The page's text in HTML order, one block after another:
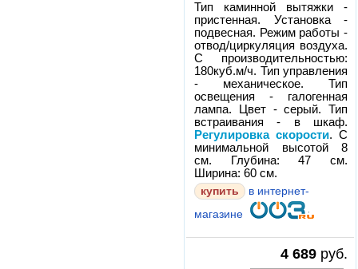
Тип каминной вытяжки -
пристенная. Установка -
подвесная. Режим работы -
отвод/циркуляция воздуха.
С производительностью:
180куб.м/ч. Тип управления
- механическое. Тип
освещения - галогенная
лампа. Цвет - серый. Тип
встраивания - в шкаф.
Регулировка скорости. С
минимальной высотой 8
см. Глубина: 47 см.
Ширина: 60 см.
в интернет-
магазине
4 689 руб.